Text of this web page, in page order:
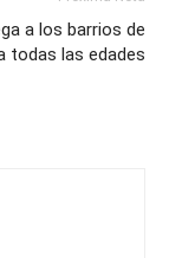
a los barrios de
todas las edades